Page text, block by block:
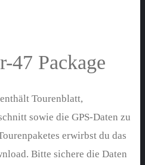
47 Package
Tourenblatt,
sowie die GPS-Daten zu
erwirbst du das
Bitte sichere die Daten